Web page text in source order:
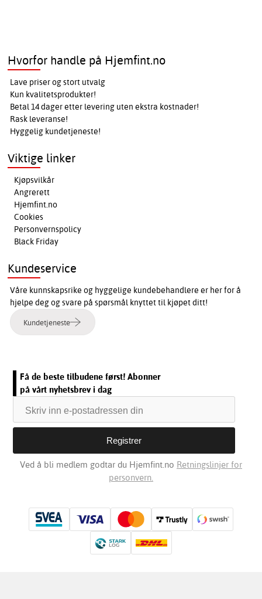
Hvorfor handle på Hjemfint.no
Lave priser og stort utvalg
Kun kvalitetsprodukter!
Betal 14 dager etter levering uten ekstra kostnader!
Rask leveranse!
Hyggelig kundetjeneste!
Viktige linker
Kjøpsvilkår
Angrerett
Hjemfint.no
Cookies
Personvernspolicy
Black Friday
Kundeservice
Våre kunnskapsrike og hyggelige kundebehandlere er her for å
hjelpe deg og svare på spørsmål knyttet til kjøpet ditt!
Kundetjeneste
Få de beste tilbudene først! Abonner
på vårt nyhetsbrev i dag
Ved å bli medlem godtar du Hjemfint.no Retningslinjer for
personvern.